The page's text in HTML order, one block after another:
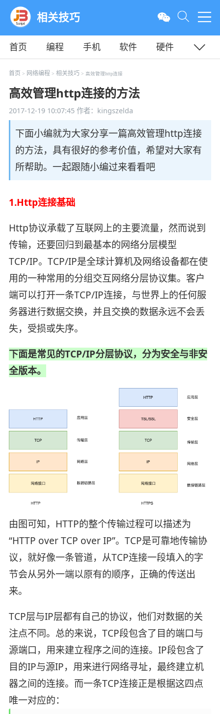
相关技巧
首页 编程 手机 软件
硬件
教程
平面 服务器
首页 > 网络编程 > 相关技巧 > 高效管理http连接
高效管理http连接的方法
2017-12-19 10:07:45作者：kingszelda
下面小编就为大家分享一篇高效管理http连接
的方法，具有很好的参考价值，希望对大家有
所帮助。一起跟随小编过来看看吧
1.Http连接基础
Http协议承载了互联网上的主要流量，然而说到
传输，还要回归到最基本的网络分层模型
TCP/IP。TCP/IP是全球计算机及网络设备都在使
用的一种常用的分组交互网络分层协议集。客户
端可以打开一条TCP/IP连接，与世界上的任何服
务器进行数据交换，并且交换的数据永远不会丢
失，受损或失序。
下面是常见的TCP/IP分层协议，分为安全与非安
全版本。
由图可知，HTTP的整个传输过程可以描述为
“HTTP over TCP over IP”。TCP是可靠地传输协
议，就好像一条管道，从TCP连接一段填入的字
节会从另外一端以原有的顺序，正确的传送出
来。
TCP层与IP层都有自己的协议，他们对数据的关
注点不同。总的来说，TCP段包含了目的端口与
源端口，用来建立程序之间的连接。IP段包含了
目的IP与源IP，用来进行网络寻址，最终建立机
器之间的连接。而一条TCP连接正是根据这四点
唯一对应的：